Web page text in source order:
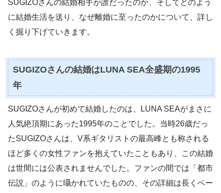
SUGIZOさんの結婚相手が誰だったのか、そしてどのよう
に結婚生活を送り、なぜ離婚に至ったのかについて、詳し
く掘り下げていきます。
SUGIZOさんの結婚はLUNA SEA全盛期の1995
年
SUGIZOさんが初めて結婚したのは、LUNA SEAがまさに
人気絶頂期にあった1995年のことでした。当時26歳だっ
たSUGIZOさんは、V系ギタリストの最高峰とも称される
ほど多くの女性ファンを抱えていたこともあり、この結婚
は世間には公表されませんでした。ファンの間では「都市
伝説」のように囁かれていたものの、その詳細は長くベー